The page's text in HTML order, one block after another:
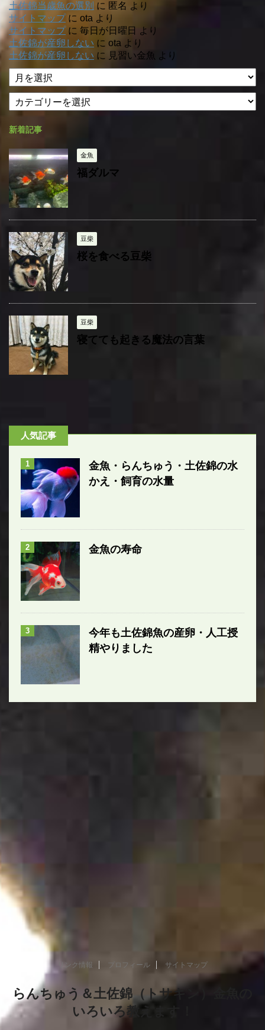
土佐錦当歳魚の選別 に 匿名 より
サイトマップに ota より
サイトマップに 毎日が日曜日 より
土佐錦が産卵しない に ota より
土佐錦が産卵しない に 見習い金魚 より
ア
ー
イ
テ
リ
ー
新着記事
金魚
福ダルマ
豆柴
桜を食べる豆柴
豆柴
寝てても起きる魔法の言葉
人気記事
1
金魚・らんちゅう・土佐錦の水
かえ・飼育の水量
2 金魚の寿命
3
今年も土佐錦魚の産卵・人工授
精やりました
リンク情報 プロフィール サイトマップ
らんちゅう＆土佐錦（トサキン）金魚の
いろいろ教えます！